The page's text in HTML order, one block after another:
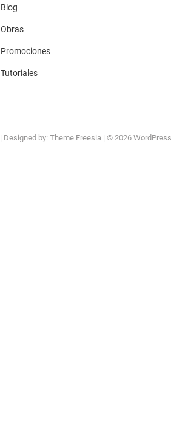
Blog
Obras
Promociones
Tutoriales
| Designed by: Theme Freesia | © 2026 WordPress